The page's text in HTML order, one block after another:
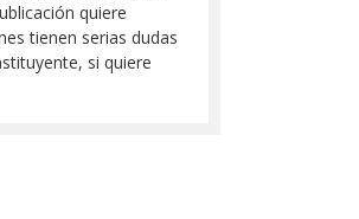
quiere
tienen serias dudas
si quiere